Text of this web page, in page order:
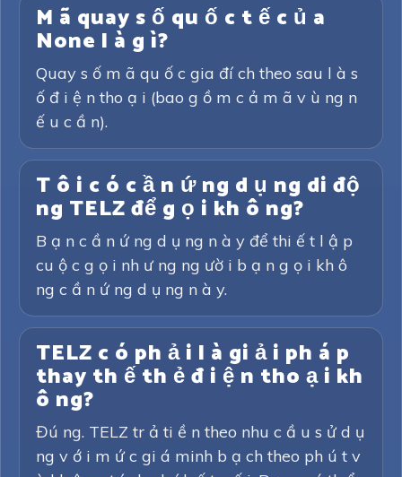
M ã quay s ố qu ố c t ế c ủ a
None l à g ì?
Quay s ố m ã qu ố c gia đí ch theo sau l à s
ố đ i ệ n tho ạ i (bao g ồ m c ả m ã v ù ng n
ế u c ầ n).
T ô i c ó c ầ n ứ ng d ụ ng di độ
ng TELZ để g ọ i kh ô ng?
B ạ n c ầ n ứ ng d ụ ng n à y để thi ế t l ậ p
cu ộ c g ọ i nh ư ng ng ườ i b ạ n g ọ i kh ô
ng c ầ n ứ ng d ụ ng n à y.
TELZ c ó ph ả i l à gi ả i ph á p
thay th ế th ẻ đ i ệ n tho ạ i kh
ô ng?
Đú ng. TELZ tr ả ti ề n theo nhu c ầ u s ử d ụ
ng v ớ i m ứ c gi á minh b ạ ch theo ph ú t v